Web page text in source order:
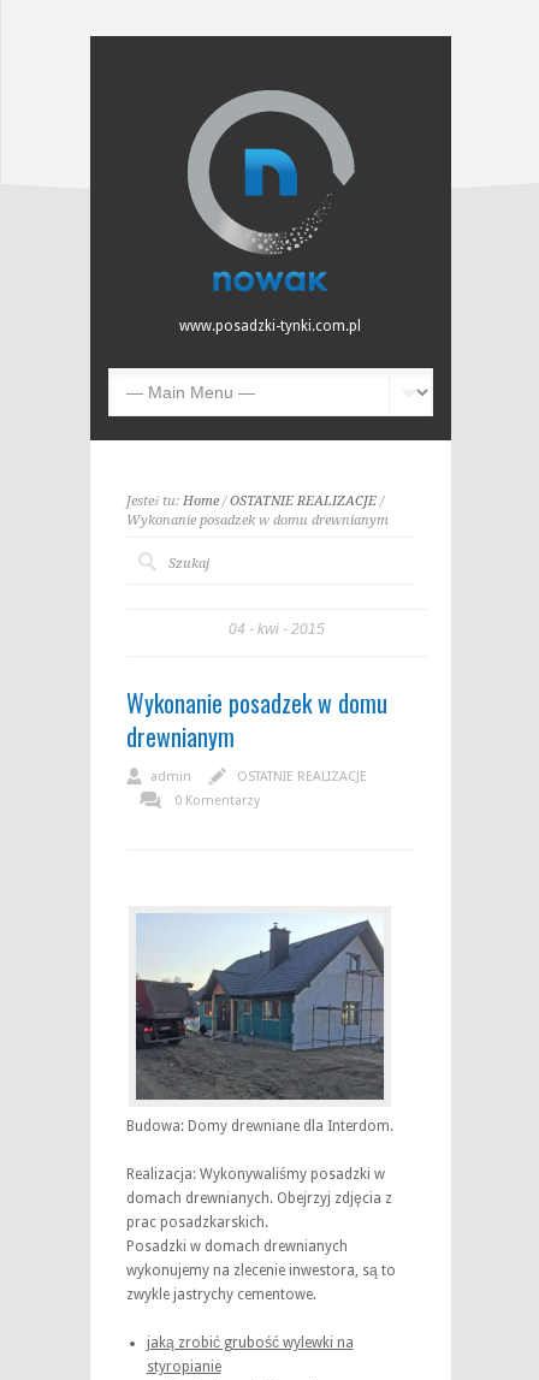
www.posadzki-tynki.com.pl
Jesteś tu: Home/OSTATNIE REALIZACJE/
Wykonanie posadzek w domu drewnianym
04 kwi 2015
Wykonanie posadzek w domu
drewnianym
admin
OSTATNIE REALIZACJE
0 Komentarzy
Budowa: Domy drewniane dla Interdom.
Realizacja: Wykonywaliśmy posadzki w
domach drewnianych. Obejrzyj zdjęcia z
prac posadzkarskich.
Posadzki w domach drewnianych
wykonujemy na zlecenie inwestora, są to
zwykle jastrychy cementowe.
jaką zrobić grubość wylewki na
styropianie